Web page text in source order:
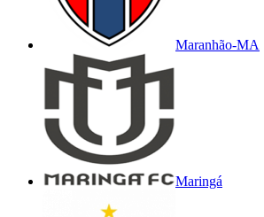
Maranhão-MA
Maringá